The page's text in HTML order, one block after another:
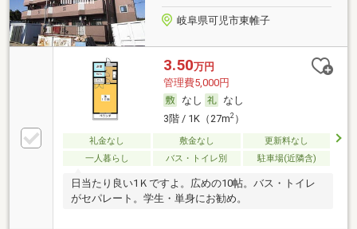
岐阜県可児市東帷子
3.50万円
管理費5,000円
なし
なし
3階 / 1K（27m2）
礼金なし 敷金なし
更新料なし
一人暮らし
バス・トイレ別 駐車場(近隣含)
日当たり良い1Ｋですよ。広めの10帖。バス・トイレ
がセパレート。学生・単身にお勧め。